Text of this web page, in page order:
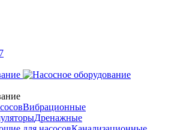
Вибрационные
Дренажные